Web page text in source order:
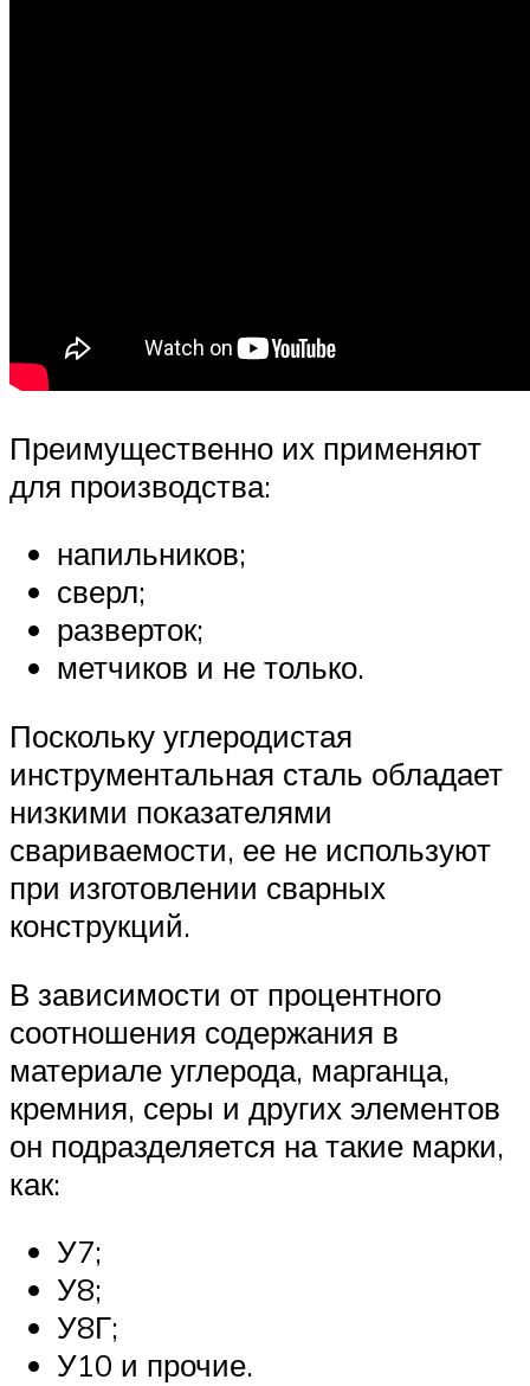
Преимущественно их применяют
для производства:
напильников;
сверл;
разверток;
метчиков и не только.
Поскольку углеродистая
инструментальная сталь обладает
низкими показателями
свариваемости, ее не используют
при изготовлении сварных
конструкций.
В зависимости от процентного
соотношения содержания в
материале углерода, марганца,
кремния, серы и других элементов
он подразделяется на такие марки,
как:
У7;
У8;
У8Г;
У10 и прочие.